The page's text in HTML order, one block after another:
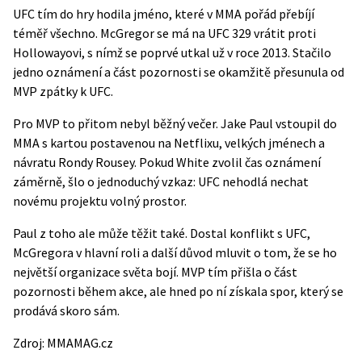
UFC tím do hry hodila jméno, které v MMA pořád přebíjí
téměř všechno. McGregor se má na UFC 329 vrátit proti
Hollowayovi, s nímž se poprvé utkal už v roce 2013. Stačilo
jedno oznámení a část pozornosti se okamžitě přesunula od
MVP zpátky k UFC.
Pro MVP to přitom nebyl běžný večer. Jake Paul vstoupil do
MMA s kartou postavenou na Netflixu, velkých jménech a
návratu Rondy Rousey. Pokud White zvolil čas oznámení
záměrně, šlo o jednoduchý vzkaz: UFC nehodlá nechat
novému projektu volný prostor.
Paul z toho ale může těžit také. Dostal konflikt s UFC,
McGregora v hlavní roli a další důvod mluvit o tom, že se ho
největší organizace světa bojí. MVP tím přišla o část
pozornosti během akce, ale hned po ní získala spor, který se
prodává skoro sám.
Zdroj: MMAMAG.cz